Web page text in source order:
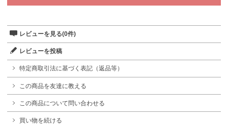
レビューを見る(0件)
レビューを投稿
特定商取引法に基づく表記（返品等）
この商品を友達に教える
この商品について問い合わせる
買い物を続ける